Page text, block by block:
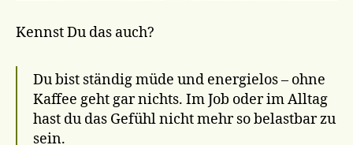
Kennst Du das auch?
Du bist ständig müde und energielos – ohne
Kaffee geht gar nichts. Im Job oder im Alltag
hast du das Gefühl nicht mehr so belastbar zu
sein.